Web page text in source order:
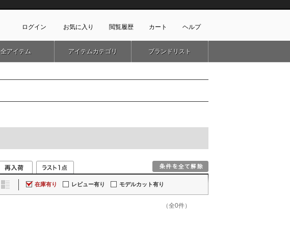
ログイン お気に入り 閲覧履歴 カート
カートに商品がありません
ヘルプ
ショッピングガイド
よくあるご質問
お問合せ
新規会員登録
ブランドリスト
アイテムカテゴリ
全アイテム
在庫有り レビュー有り モデルカット有り
（全0件）